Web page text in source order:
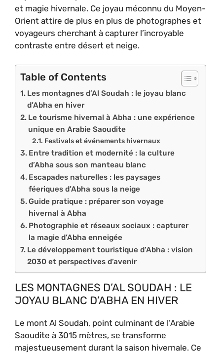
et magie hivernale. Ce joyau méconnu du Moyen-
Orient attire de plus en plus de photographes et
voyageurs cherchant à capturer l’incroyable
contraste entre désert et neige.
Table of Contents
Les montagnes d’Al Soudah : le joyau blanc
d’Abha en hiver
Le tourisme hivernal à Abha : une expérience
unique en Arabie Saoudite
Festivals et événements hivernaux
Entre tradition et modernité : la culture
d’Abha sous son manteau blanc
Escapades naturelles : les paysages
féeriques d’Abha sous la neige
Guide pratique : préparer son voyage
hivernal à Abha
Photographie et réseaux sociaux : capturer
la magie d’Abha enneigée
Le développement touristique d’Abha : vision
2030 et perspectives d’avenir
LES MONTAGNES D’AL SOUDAH : LE
JOYAU BLANC D’ABHA EN HIVER
Le mont Al Soudah, point culminant de l’Arabie
Saoudite à 3015 mètres, se transforme
majestueusement durant la saison hivernale. Ce